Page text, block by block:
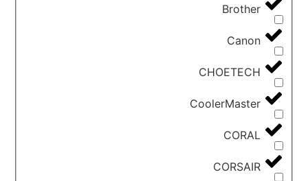
Brother
Canon
CHOETECH
CoolerMaster
CORAL
CORSAIR